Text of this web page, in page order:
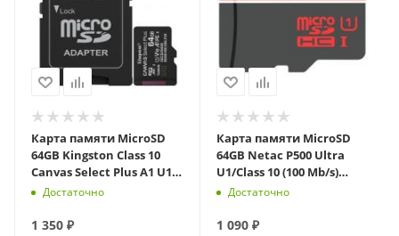
Карта памяти MicroSD
64GB Kingston Class 10
Canvas Select Plus A1 U1
V10 (100 Mb/s)
Достаточно
1 350 ₽
Карта памяти MicroSD
64GB Netac P500 Ultra
U1/Class 10 (100 Mb/s)
(NT02P500ULT-064G-S)
Достаточно
1 090 ₽